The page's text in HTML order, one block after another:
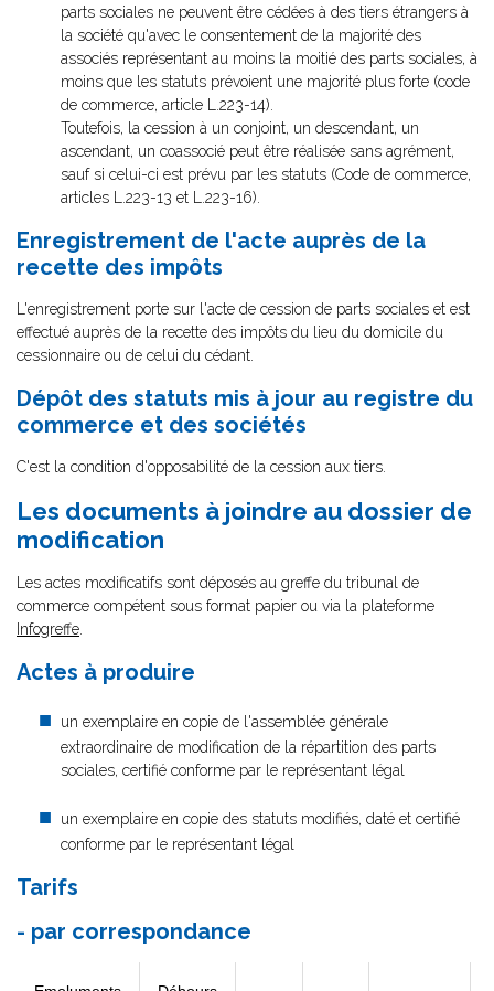
parts sociales ne peuvent être cédées à des tiers étrangers à
la société qu'avec le consentement de la majorité des
associés représentant au moins la moitié des parts sociales, à
moins que les statuts prévoient une majorité plus forte (code
de commerce, article L.223-14).
Toutefois, la cession à un conjoint, un descendant, un
ascendant, un coassocié peut être réalisée sans agrément,
sauf si celui-ci est prévu par les statuts (Code de commerce,
articles L.223-13 et L.223-16).
Enregistrement de l'acte auprès de la
recette des impôts
L'enregistrement porte sur l'acte de cession de parts sociales et est
effectué auprès de la recette des impôts du lieu du domicile du
cessionnaire ou de celui du cédant.
Dépôt des statuts mis à jour au registre du
commerce et des sociétés
C'est la condition d'opposabilité de la cession aux tiers.
Les documents à joindre au dossier de
modification
Les actes modificatifs sont déposés au greffe du tribunal de
commerce compétent sous format papier ou via la plateforme
Infogreffe
Actes à produire
un exemplaire en copie de l'assemblée générale
extraordinaire de modification de la répartition des parts
sociales, certifié conforme par le représentant légal
un exemplaire en copie des statuts modifiés, daté et certifié
conforme par le représentant légal
Tarifs
- par correspondance